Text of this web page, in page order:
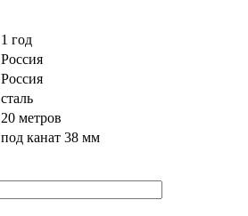
1 год
Россия
Россия
сталь
20 метров
под канат 38 мм